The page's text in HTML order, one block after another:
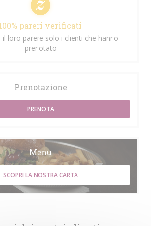
100% pareri verificati
il loro parere solo i clienti che hanno
prenotato
Prenotazione
PRENOTA
Menu
SCOPRI LA NOSTRA CARTA